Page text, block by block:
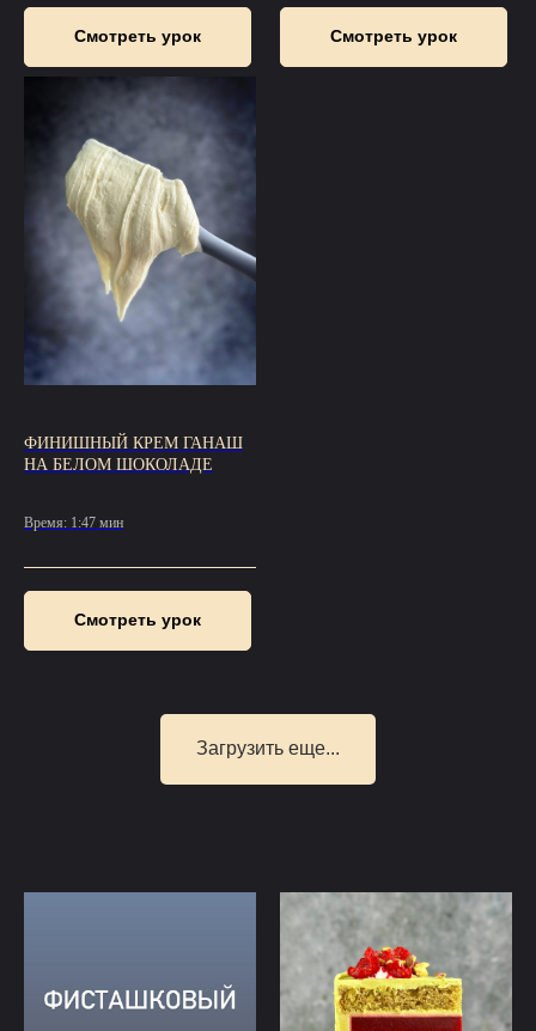
Смотреть урок Смотреть урок
ФИНИШНЫЙ КРЕМ ГАНАШ
НА БЕЛОМ ШОКОЛАДЕ
Время: 1:47 мин
Смотреть урок
Загрузить еще...